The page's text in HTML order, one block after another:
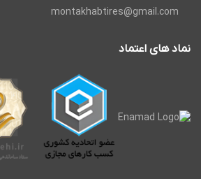
montakhabtires@gmail.com
نماد های اعتماد